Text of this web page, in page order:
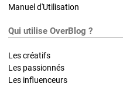
Manuel d'Utilisation
Qui utilise OverBlog ?
Les créatifs
Les passionnés
Les influenceurs